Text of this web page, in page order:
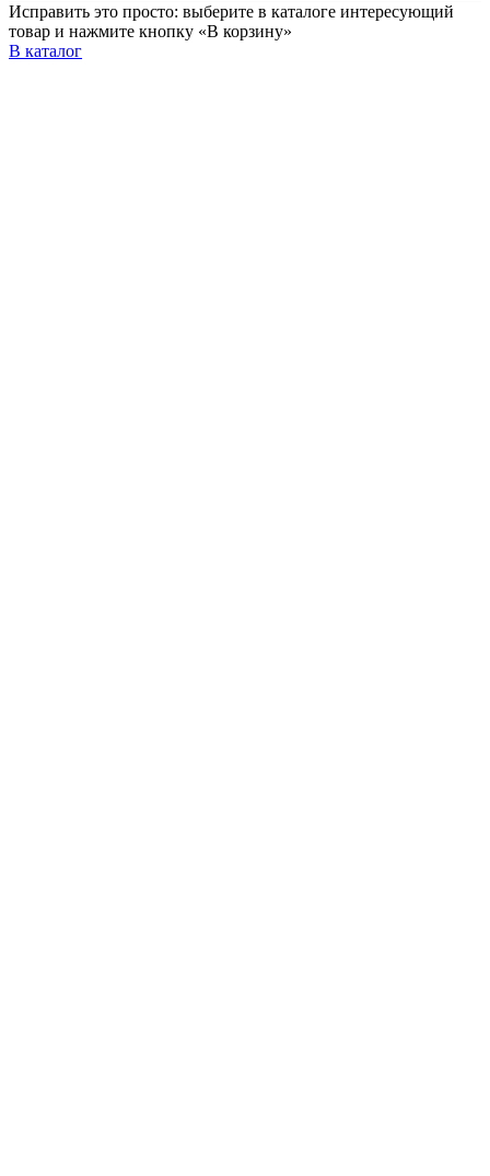
Исправить это просто: выберите в каталоге интересующий
товар и нажмите кнопку «В корзину»
В каталог